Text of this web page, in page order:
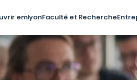
emlyonFaculté et Recherche